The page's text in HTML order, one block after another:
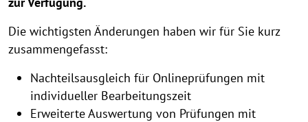
Die wichtigsten Änderungen haben wir für Sie kurz
zusammengefasst:
Nachteilsausgleich für Onlineprüfungen mit
individueller Bearbeitungszeit
Erweiterte Auswertung von Prüfungen mit